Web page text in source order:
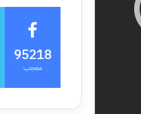
95218
معجب